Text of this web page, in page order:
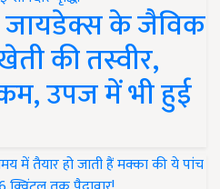
जायडेक्स के जैविक
की तस्वीर,
उपज में भी हुई